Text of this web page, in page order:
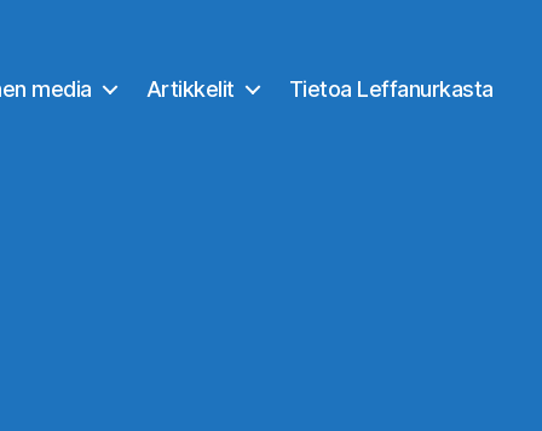
media Artikkelit Tietoa Leffanurkasta